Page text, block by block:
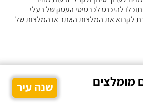
להיכנס לכרטיסי העסק של בעלי
לקרוא את המלצות האתר או המלצות של
מומלצים
שנה עיר